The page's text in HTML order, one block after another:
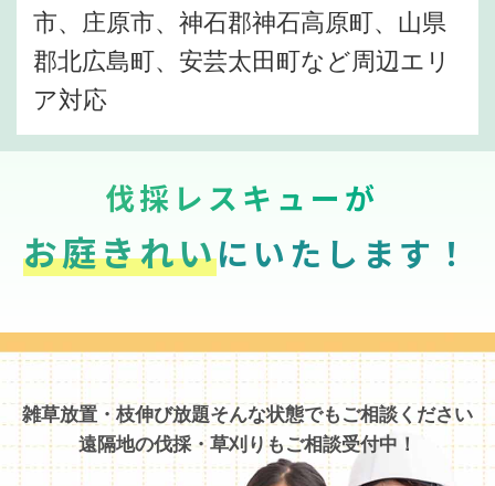
市、庄原市、神石郡神石高原町、山県
郡北広島町、安芸太田町など周辺エリ
ア対応
伐採レスキューが
お庭きれいにいたします！
雑草放置・枝伸び放題そんな状態でもご相談ください
遠隔地の伐採・草刈りもご相談受付中！